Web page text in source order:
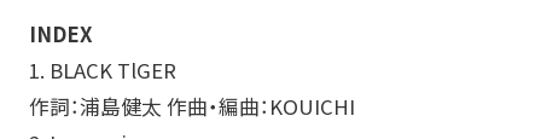
INDEX
1. BLACK TlGER
作詞：浦島健太 作曲・編曲：KOUICHI